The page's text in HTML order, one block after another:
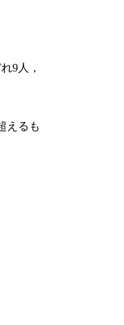
9人，
えるも